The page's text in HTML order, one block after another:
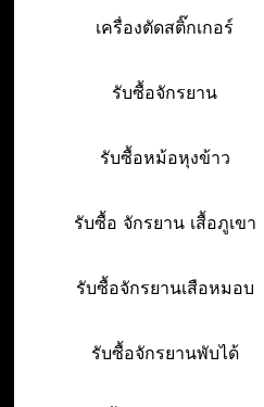
เครื่องตัดสติ๊กเกอร์
รับซื้อจักรยาน
รับซื้อหม้อหุงข้าว
รับซื้อ จักรยาน เสื้อภูเขา
รับซื้อจักรยานเสือหมอบ
รับซื้อจักรยานพับได้